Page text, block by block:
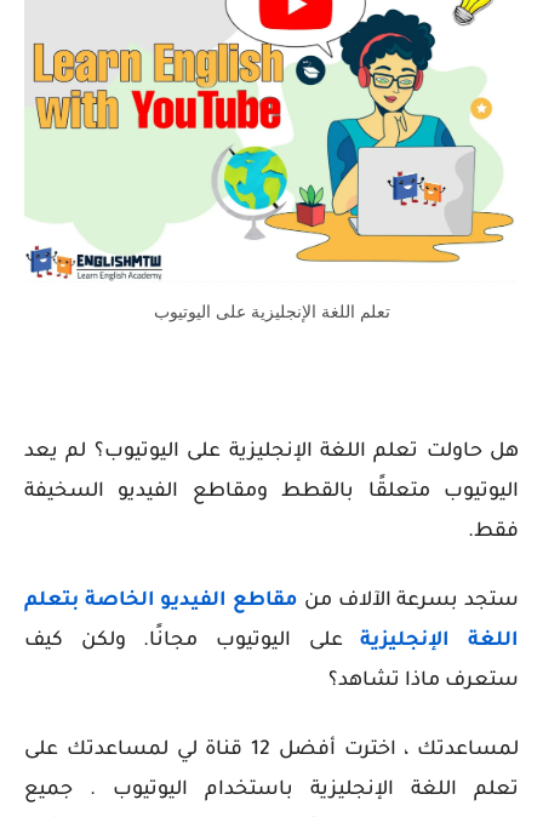
تعلم اللغة الإنجليزية على اليوتيوب
هل حاولت تعلم اللغة الإنجليزية على اليوتيوب؟ لم يعد
اليوتيوب متعلقًا بالقطط ومقاطع الفيديو السخيفة
فقط.
ستجد بسرعة الآلاف من مقاطع الفيديو الخاصة بتعلم
اللغة الإنجليزيةعلى اليوتيوب مجانًا. ولكن كيف
ستعرف ماذا تشاهد؟
لمساعدتك ، اخترت أفضل 12 قناة لي لمساعدتك على
تعلم اللغة الإنجليزية باستخدام اليوتيوب . جميع